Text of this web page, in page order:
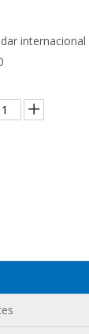
internacional